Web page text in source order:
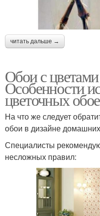
читать дальше →
Обои с
Особенности
цветочных
На что же следует
обои в дизайне
Специалисты
несложных правил: